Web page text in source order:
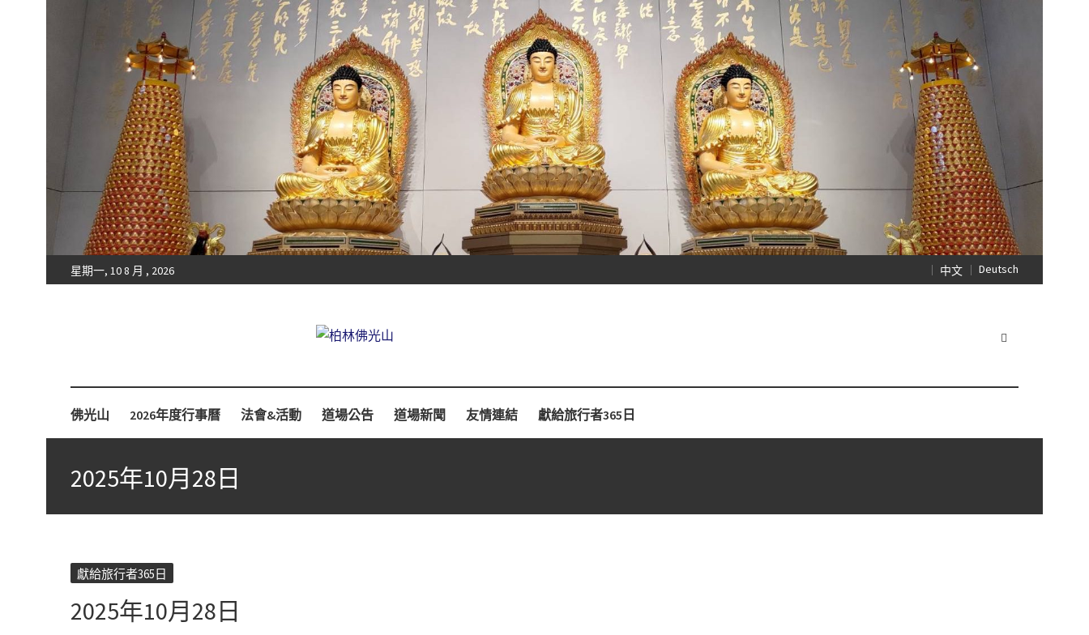
星期一, 10 8 月 , 2026 中文 Deutsch
佛光山 2026年度行事曆 法會&活動 道場公告 道場新聞 友情連結 獻給旅行者365日
2025年10月28日
獻給旅行者365日
2025年10月28日